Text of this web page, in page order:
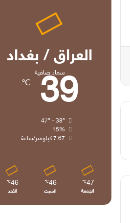
العراق / بغداد
سماء صافية
39
℃
47º - 38º
15%
7.67 كيلومتر/ساعة
47
℃
الجمعة
46
℃
السبت
46
℃
الأحد